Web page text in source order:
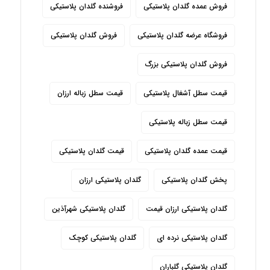
فروش عمده گلدان پلاستیکی فروشنده گلدان پلاستیکی
فروشگاه عرضه گلدان پلاستیکی فروش گلدان پلاستیکی
فروش گلدان پلاستیکی بزرگ
قیمت سطل آشغال پلاستیکی قیمت سطل زباله ارزان
قیمت سطل زباله پلاستیکی
قیمت عمده گلدان پلاستیکی قیمت گلدان پلاستیکی
پخش گلدان پلاستیکی گلدان پلاستیکی ارزان
گلدان پلاستیکی ارزان قیمت گلدان پلاستیکی شهرآذین
گلدان پلاستیکی نرده ای گلدان پلاستیکی کوچک
گلدان پلاستیکی گلباران